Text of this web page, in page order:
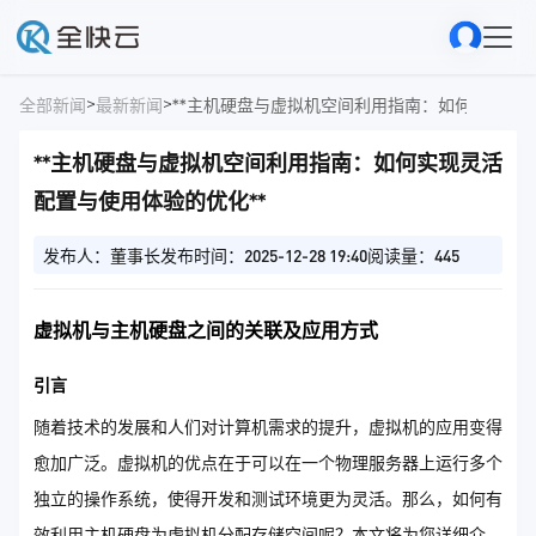
全部新闻>最新新闻>**主机硬盘与虚拟机空间利用指南：如何实现灵
**主机硬盘与虚拟机空间利用指南：如何实现灵活
配置与使用体验的优化**
发布人：董事长发布时间：2025-12-28 19:40阅读量：445
虚拟机与主机硬盘之间的关联及应用方式
引言
随着技术的发展和人们对计算机需求的提升，虚拟机的应用变得
愈加广泛。虚拟机的优点在于可以在一个物理服务器上运行多个
独立的操作系统，使得开发和测试环境更为灵活。那么，如何有